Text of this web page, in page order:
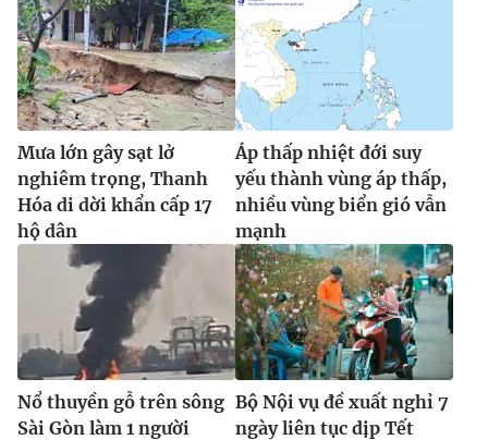
Mưa lớn gây sạt lở
nghiêm trọng, Thanh
Hóa di dời khẩn cấp 17
hộ dân
Áp thấp nhiệt đới suy
yếu thành vùng áp thấp,
nhiều vùng biển gió vẫn
mạnh
Nổ thuyền gỗ trên sông
Sài Gòn làm 1 người
Bộ Nội vụ đề xuất nghỉ 7
ngày liên tục dịp Tết